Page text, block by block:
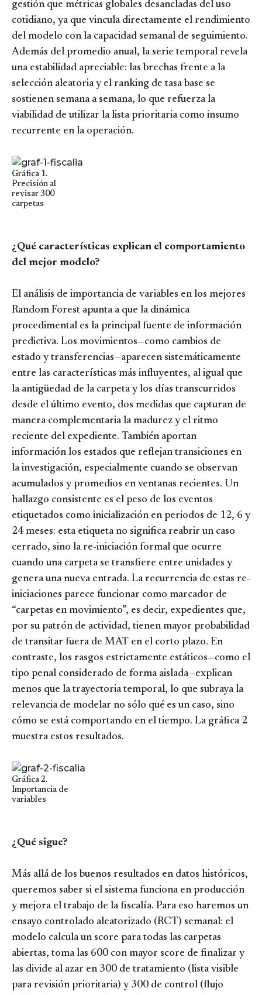
gestión que métricas globales desancladas del uso
cotidiano, ya que vincula directamente el rendimiento
del modelo con la capacidad semanal de seguimiento.
Además del promedio anual, la serie temporal revela
una estabilidad apreciable: las brechas frente a la
selección aleatoria y el ranking de tasa base se
sostienen semana a semana, lo que refuerza la
viabilidad de utilizar la lista prioritaria como insumo
recurrente en la operación.
Image
Gráfica 1.
Precisión al
revisar 300
carpetas
¿Qué características explican el comportamiento
del mejor modelo?
El análisis de importancia de variables en los mejores
Random Forest apunta a que la dinámica
procedimental es la principal fuente de información
predictiva. Los movimientos—como cambios de
estado y transferencias—aparecen sistemáticamente
entre las características más influyentes, al igual que
la antigüedad de la carpeta y los días transcurridos
desde el último evento, dos medidas que capturan de
manera complementaria la madurez y el ritmo
reciente del expediente. También aportan
información los estados que reflejan transiciones en
la investigación, especialmente cuando se observan
acumulados y promedios en ventanas recientes. Un
hallazgo consistente es el peso de los eventos
etiquetados como inicialización en periodos de 12, 6 y
24 meses: esta etiqueta no significa reabrir un caso
cerrado, sino la re-iniciación formal que ocurre
cuando una carpeta se transfiere entre unidades y
genera una nueva entrada. La recurrencia de estas re-
iniciaciones parece funcionar como marcador de
“carpetas en movimiento”, es decir, expedientes que,
por su patrón de actividad, tienen mayor probabilidad
de transitar fuera de MAT en el corto plazo. En
contraste, los rasgos estrictamente estáticos—como el
tipo penal considerado de forma aislada—explican
menos que la trayectoria temporal, lo que subraya la
relevancia de modelar no sólo qué es un caso, sino
cómo se está comportando en el tiempo. La gráfica 2
muestra estos resultados.
Image
Gráfica 2.
Importancia de
variables
¿Qué sigue?
Más allá de los buenos resultados en datos históricos,
queremos saber si el sistema funciona en producción
y mejora el trabajo de la fiscalía. Para eso haremos un
ensayo controlado aleatorizado (RCT) semanal: el
modelo calcula un score para todas las carpetas
abiertas, toma las 600 con mayor score de finalizar y
las divide al azar en 300 de tratamiento (lista visible
para revisión prioritaria) y 300 de control (flujo